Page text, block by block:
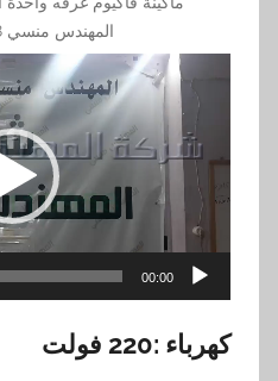
المهندس منسي 01211116958
مشغل
الفيديو
00:00
كهرباء :220 فولت